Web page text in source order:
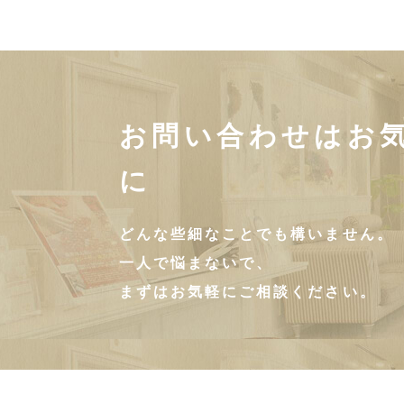
お問い合わせはお
に
どんな些細なことでも構いません。
一人で悩まないで、
まずはお気軽にご相談ください。